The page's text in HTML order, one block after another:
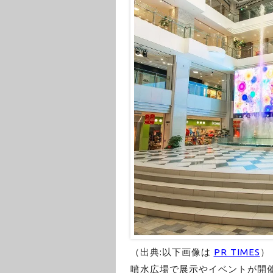
（出典:以下画像は PR TIMES ）
噴水広場で展示やイベントが開